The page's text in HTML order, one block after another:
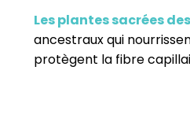
Les plantes sacrées
ancestraux qui
protègent la fibre